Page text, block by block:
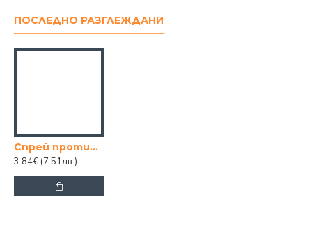
ПОСЛЕДНО РАЗГЛЕЖДАНИ
Спрей против комари и хапещи насекоми QUICK 100ml
3.84€ (7.51лв.)